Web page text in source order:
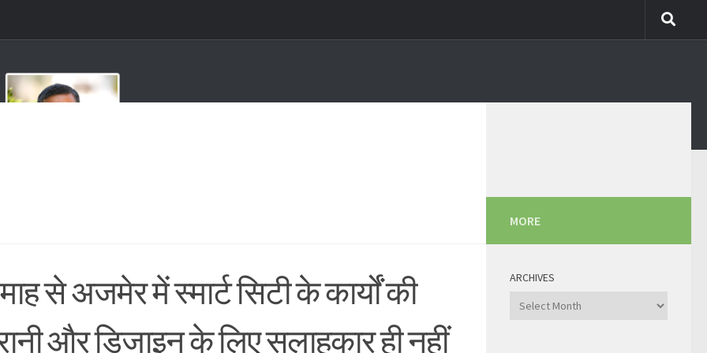
से अजमेर में स्मार्ट सिटी के कार्यों की
और डिजाइन के लिए सलाहकार ही नहीं
MORE
ARCHIVES
Archives